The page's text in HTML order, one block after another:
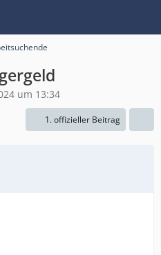
um 13:34
1. offizieller Beitrag